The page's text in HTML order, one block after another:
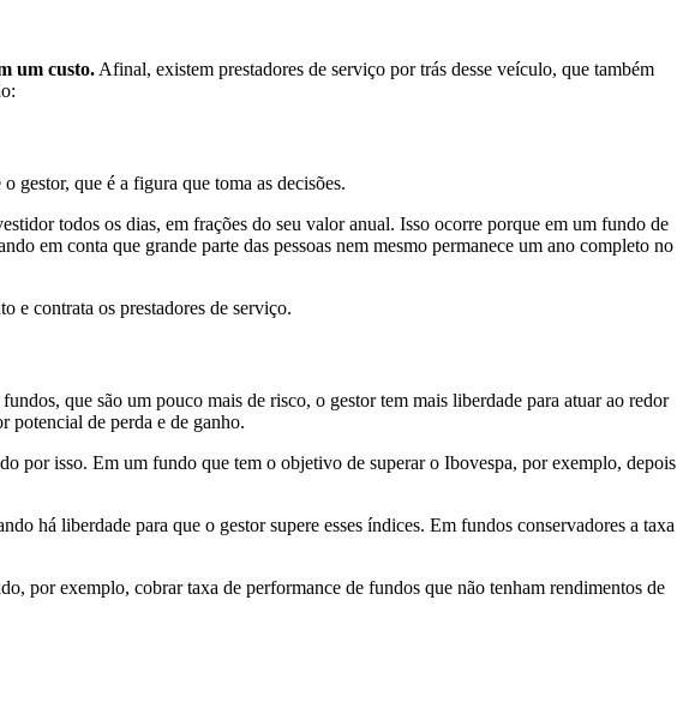
um custo. Afinal, existem prestadores de serviço por trás desse veículo, que também
gestor, que é a figura que toma as decisões.
todos os dias, em frações do seu valor anual. Isso ocorre porque em um fundo de
em conta que grande parte das pessoas nem mesmo permanece um ano completo no
e contrata os prestadores de serviço.
que são um pouco mais de risco, o gestor tem mais liberdade para atuar ao redor
potencial de perda e de ganho.
por isso. Em um fundo que tem o objetivo de superar o Ibovespa, por exemplo, depois
há liberdade para que o gestor supere esses índices. Em fundos conservadores a taxa
por exemplo, cobrar taxa de performance de fundos que não tenham rendimentos de